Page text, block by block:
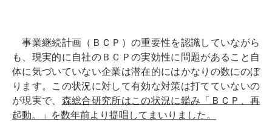
事業継続計画（ＢＣＰ）の重要性を認識していながら
も、現実的に自社のＢＣＰの実効性に問題があること自
体に気づいていない企業は潜在的にはかなりの数にのぼ
ります。この状況に対して有効な対策は打てていないの
が現実で、 森総合研究所はこの状況に鑑み「ＢＣＰ、再
起動。」を数年前より提唱してまいりました。